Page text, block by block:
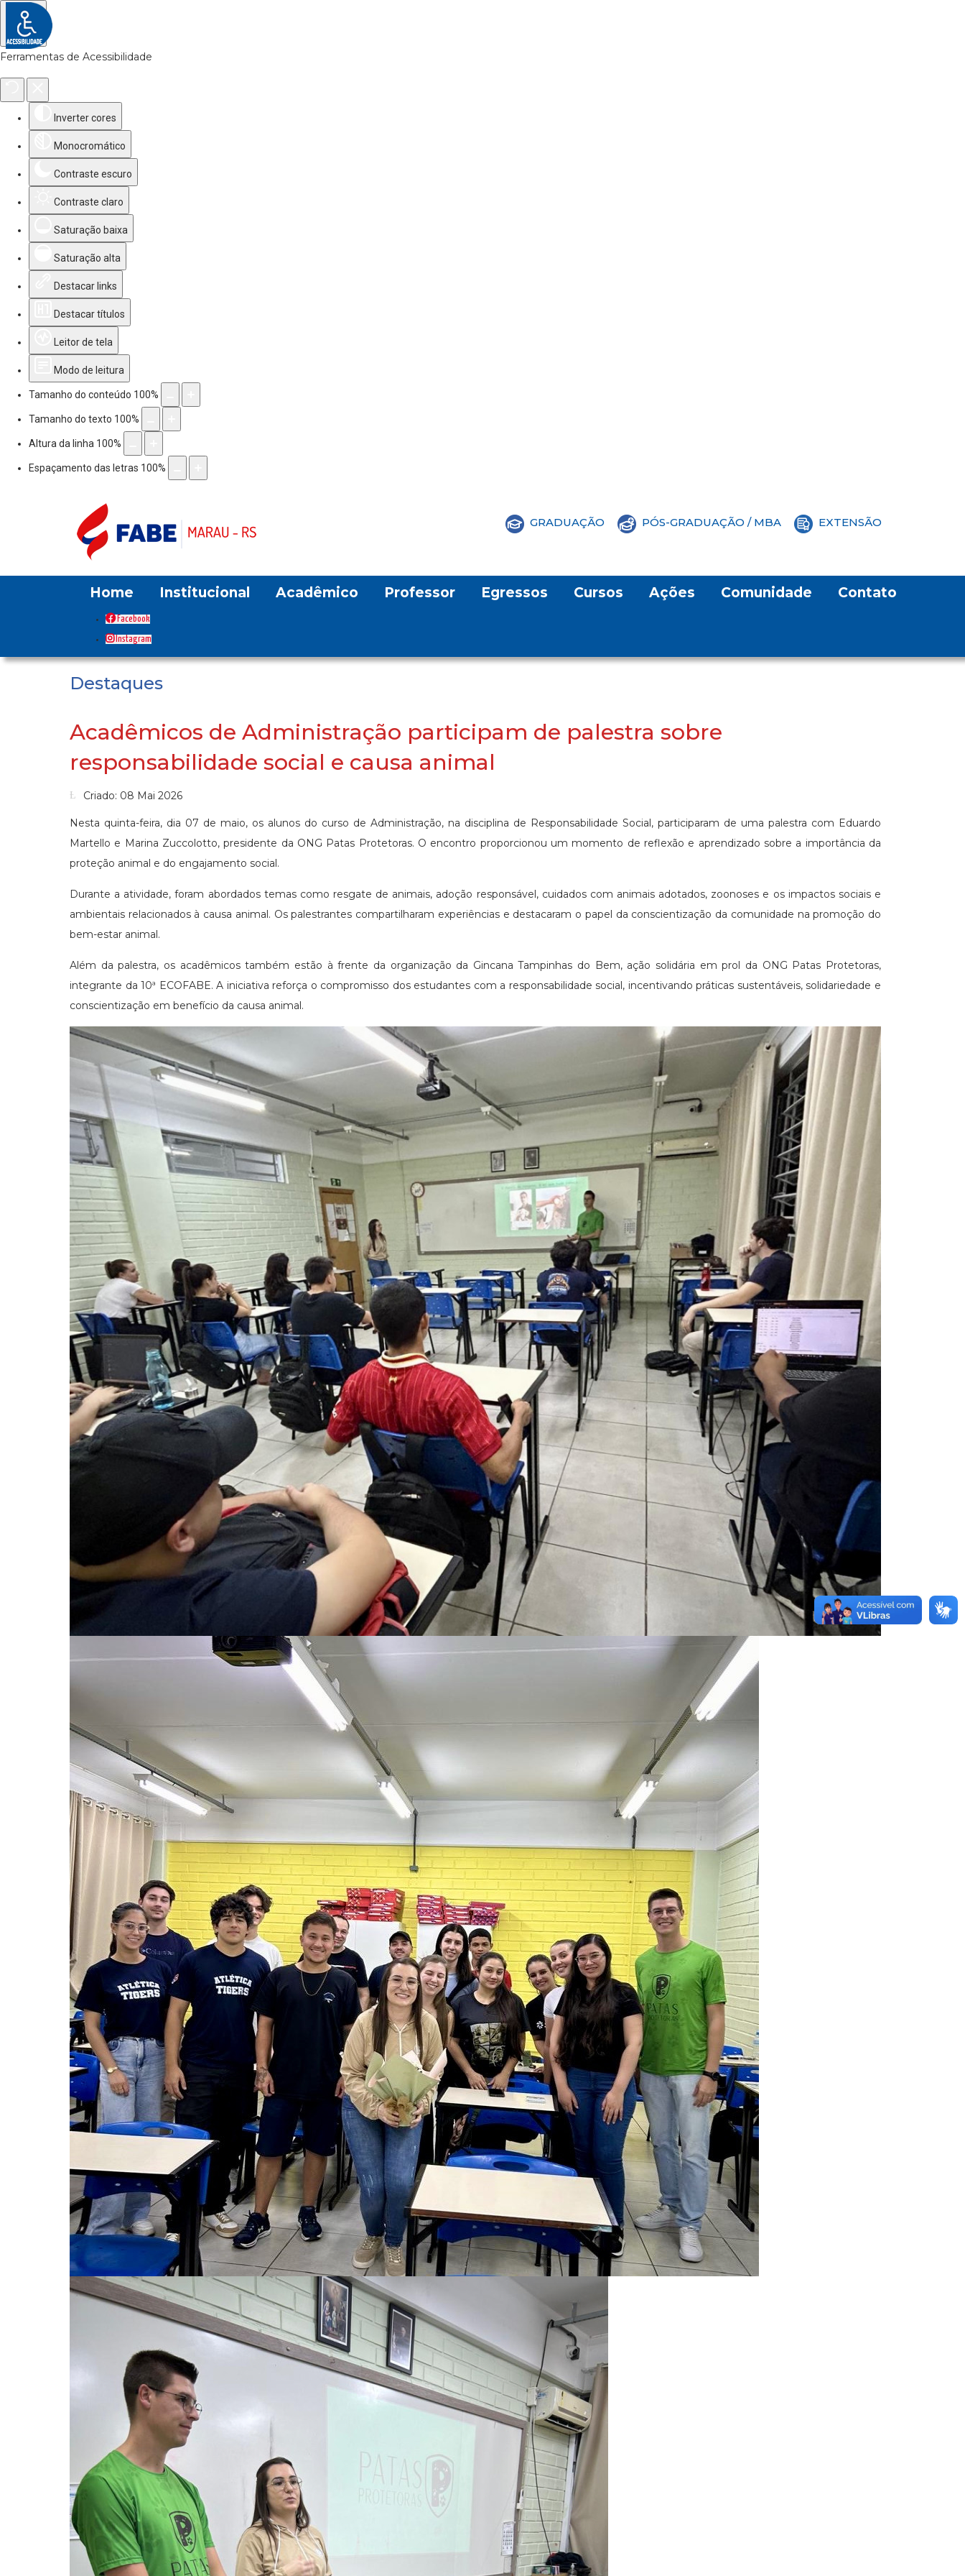
Ferramentas de Acessibilidade
Inverter cores
Monocromático
Contraste escuro
Contraste claro
Saturação baixa
Saturação alta
Destacar links
Destacar títulos
Leitor de tela
Modo de leitura
Tamanho do conteúdo 100%
Tamanho do texto 100%
Altura da linha 100%
Espaçamento das letras 100%
GRADUAÇÃO PÓS-GRADUAÇÃO / MBA EXTENSÃO
Home Institucional Acadêmico Professor Egressos Cursos Ações Comunidade Contato
Facebook
Instagram
Destaques
Acadêmicos de Administração participam de palestra sobre
responsabilidade social e causa animal
Criado: 08 Mai 2026
Nesta quinta-feira, dia 07 de maio, os alunos do curso de Administração, na disciplina de Responsabilidade Social, participaram de uma palestra com Eduardo
Martello e Marina Zuccolotto, presidente da ONG Patas Protetoras. O encontro proporcionou um momento de reflexão e aprendizado sobre a importância da
proteção animal e do engajamento social.
Durante a atividade, foram abordados temas como resgate de animais, adoção responsável, cuidados com animais adotados, zoonoses e os impactos sociais e
ambientais relacionados à causa animal. Os palestrantes compartilharam experiências e destacaram o papel da conscientização da comunidade na promoção do
bem-estar animal.
Além da palestra, os acadêmicos também estão à frente da organização da Gincana Tampinhas do Bem, ação solidária em prol da ONG Patas Protetoras,
integrante da 10ª ECOFABE. A iniciativa reforça o compromisso dos estudantes com a responsabilidade social, incentivando práticas sustentáveis, solidariedade e
conscientização em benefício da causa animal.